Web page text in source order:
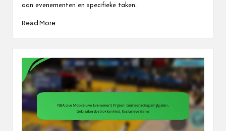
aan evenementen en specifieke taken…
Read More